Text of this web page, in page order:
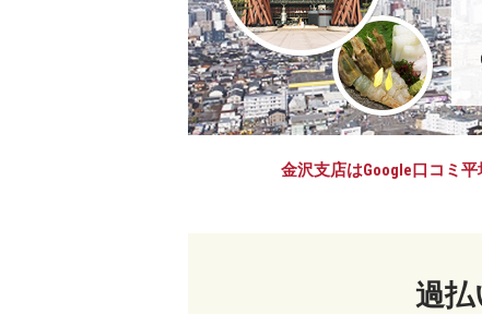
デ
ィ
ー
レ
法
金沢支店はGoogle口コミ
過